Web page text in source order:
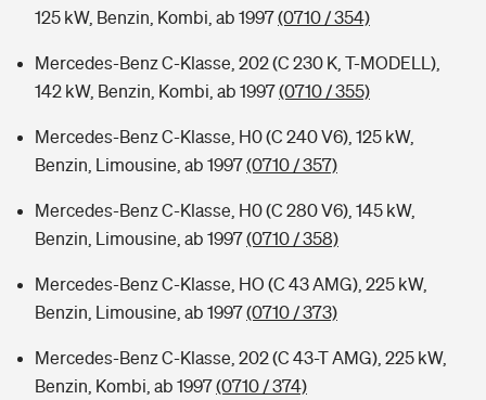
125 kW, Benzin, Kombi, ab 1997(0710 / 354)
Mercedes-Benz C-Klasse, 202 (C 230 K, T-MODELL),
142 kW, Benzin, Kombi, ab 1997(0710 / 355)
Mercedes-Benz C-Klasse, H0 (C 240 V6), 125 kW,
Benzin, Limousine, ab 1997(0710 / 357)
Mercedes-Benz C-Klasse, H0 (C 280 V6), 145 kW,
Benzin, Limousine, ab 1997(0710 / 358)
Mercedes-Benz C-Klasse, HO (C 43 AMG), 225 kW,
Benzin, Limousine, ab 1997(0710 / 373)
Mercedes-Benz C-Klasse, 202 (C 43-T AMG), 225 kW,
Benzin, Kombi, ab 1997(0710 / 374)